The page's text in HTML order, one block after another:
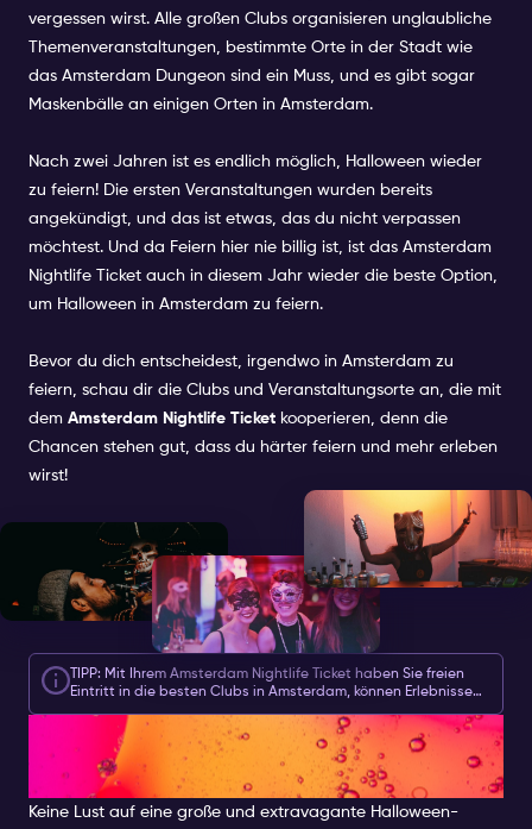
vergessen wirst. Alle großen Clubs organisieren unglaubliche
Themenveranstaltungen, bestimmte Orte in der Stadt wie
das Amsterdam Dungeon sind ein Muss, und es gibt sogar
Maskenbälle an einigen Orten in Amsterdam.
Nach zwei Jahren ist es endlich möglich, Halloween wieder
zu feiern! Die ersten Veranstaltungen wurden bereits
angekündigt, und das ist etwas, das du nicht verpassen
möchtest. Und da Feiern hier nie billig ist, ist das Amsterdam
Nightlife Ticket auch in diesem Jahr wieder die beste Option,
um Halloween in Amsterdam zu feiern.
Bevor du dich entscheidest, irgendwo in Amsterdam zu
feiern, schau dir die Clubs und Veranstaltungsorte an, die mit
dem Amsterdam Nightlife Ticket kooperieren, denn die
Chancen stehen gut, dass du härter feiern und mehr erleben
wirst!
TIPP: Mit Ihrem Amsterdam Nightlife Ticket haben Sie freien
Eintritt in die besten Clubs in Amsterdam, können Erlebnisse
HALLOWEEN IN AMSTERDAM:
AKTIVITÄTEN
Keine Lust auf eine große und extravagante Halloween-